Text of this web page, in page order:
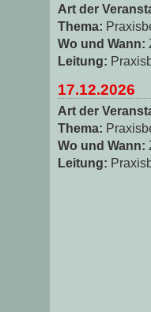
Art der
Thema:
Wo und Wann:
Leitung:
17.12.2026
Art der
Thema:
Wo und Wann:
Leitung: